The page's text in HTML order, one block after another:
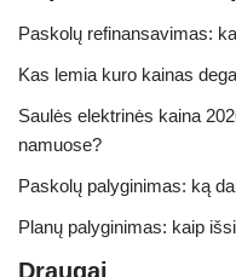
Paskolų refinansavimas:
Kas lemia kuro kainas
Saulės elektrinės kaina
namuose?
Paskolų palyginimas: ką
Planų palyginimas: kaip
Draugai